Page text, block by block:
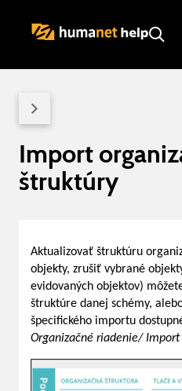
Import
štruktúry
Aktualizovať štruktúru
objekty, zrušiť vybrané
evidovaných objektov)
štruktúre danej schémy,
špecifického importu
Organizačné riadenie/